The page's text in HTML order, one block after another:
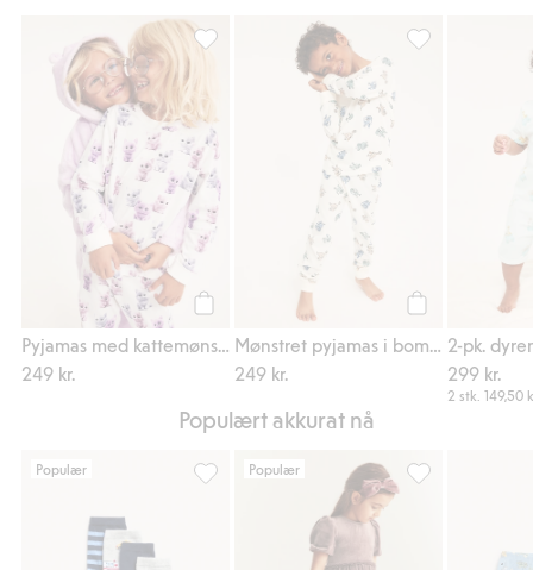
249 kr.
Pyjamas med kattemønster i
249 kr.
Mønstret
299 kr.
2 stk.149,50
Populært akkurat nå
Populær
5-pk. sokker med motiv av
Populær